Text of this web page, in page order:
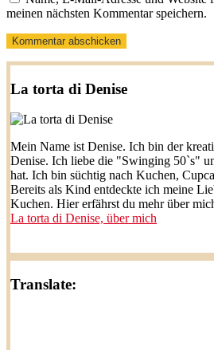
meinen nächsten Kommentar speichern.
La torta di Denise
Mein Name ist Denise. Ich bin der
Denise. Ich liebe die "Swinging 50`s"
hat. Ich bin süchtig nach Kuchen,
Bereits als Kind entdeckte ich meine
Kuchen. Hier erfährst du mehr über
La torta di Denise, über mich
Translate: